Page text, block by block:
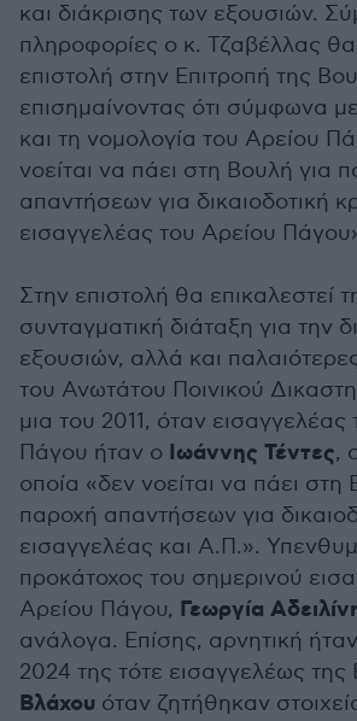
και διάκρισης των εξουσιών.
πληροφορίες ο κ. Τζαβέλλας θα
επιστολή στην Επιτροπή της
επισημαίνοντας ότι σύμφωνα
και τη νομολογία του Αρείου
νοείται να πάει στη Βουλή για
απαντήσεων για δικαιοδοτική
εισαγγελέας του Αρείου
Στην επιστολή θα επικαλεστεί
συνταγματική διάταξη για την
εξουσιών, αλλά και
του Ανωτάτου Ποινικού
μια του 2011, όταν εισαγγελέας
Πάγου ήταν ο Ιωάννης Τέντες,
οποία «δεν νοείται να πάει στη
παροχή απαντήσεων για
εισαγγελέας και Α.Π.».
προκάτοχος του σημερινού
Αρείου Πάγου, Γεωργία
ανάλογα. Επίσης, αρνητική
2024 της τότε εισαγγελέως της
Βλάχου όταν ζητήθηκαν